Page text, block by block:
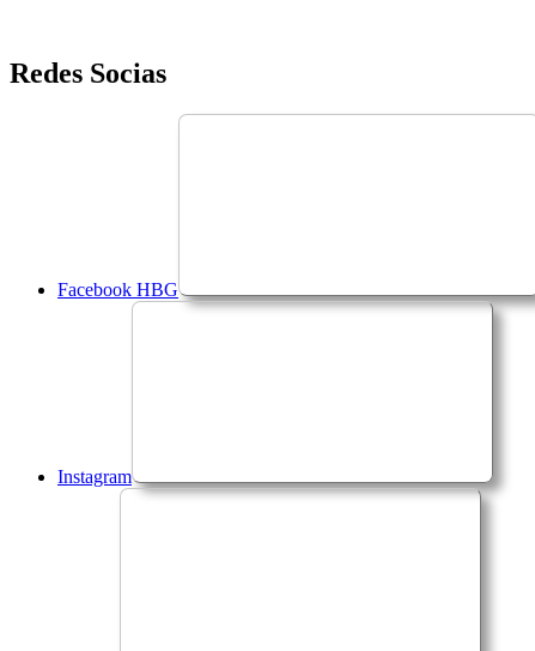
Saltar
para
Redes Socias
Facebook HBG
Instagram